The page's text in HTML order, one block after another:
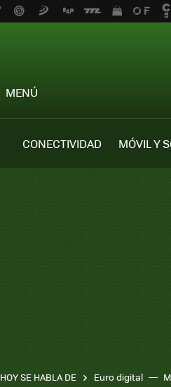
MENÚ
CONECTIVIDAD MÓVIL Y
HOY SE HABLA DE Euro digital